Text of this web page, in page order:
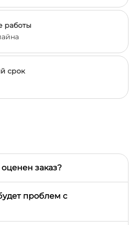
работы
срок
оценен заказ?
автора, поэтому оно может
от сложности
минут до двух часов, но в
проблем с